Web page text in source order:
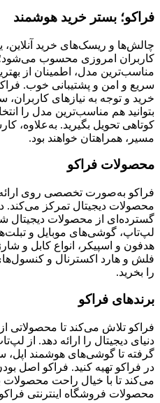
فراکو؛ بستر خرید هوشمند
چالش‌ها و ریسک‌های خرید
کاربران امروزی محسوب می‌شود؛
مناسب‌ترین مدل، اطمینان از
سریع و امن و پشتیبانی خوب.
خرید و توجه به نیازهای کاربران،
بتوانید هم مناسب‌ترین مدل را
کوتاهی تحویل بگیرید. به‌علاوه،
مسیر، همراهتان خواهند بود.
محصولات فراکو
فراکو به‌صورت تخصصی روی ارائه
محصولات دیجیتال تمرکز می‌کند.
گسترده‌ای از محصولات دیجیتال
لپ‌تاپ، گوشی‌های موبایل و
هدفون و اسپیکر، انواع کابل و
فلش و هارد اکسترنال و
را بخرید.
برندهای فراکو
فراکو تلاش می‌کند تا محصولاتی
دنیای دیجیتال را ارائه دهد. از
گرفته تا گوشی‌های هوشمند اپل،
در فراکو تهیه کنید. فراکو اصل
می‌کند تا با خیال راحت محصولات
محصولات فروشگاه اینترنتی فراکو